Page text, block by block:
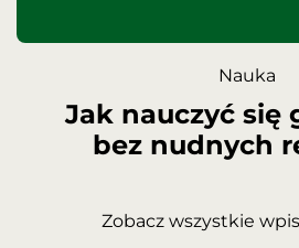
Nauka
Jak nauczyć się
bez nudnych
Zobacz wszystkie